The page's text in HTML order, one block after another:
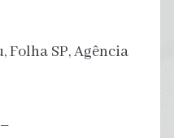
Folha SP, Agência